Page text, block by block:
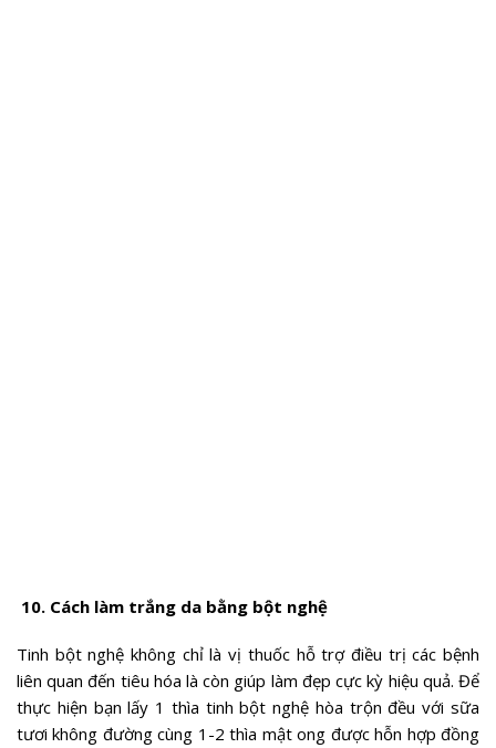
10. Cách làm trắng da bằng bột nghệ
Tinh bột nghệ không chỉ là vị thuốc hỗ trợ điều trị các bệnh
liên quan đến tiêu hóa là còn giúp làm đẹp cực kỳ hiệu quả. Để
thực hiện bạn lấy 1 thìa tinh bột nghệ hòa trộn đều với sữa
tươi không đường cùng 1-2 thìa mật ong được hỗn hợp đồng